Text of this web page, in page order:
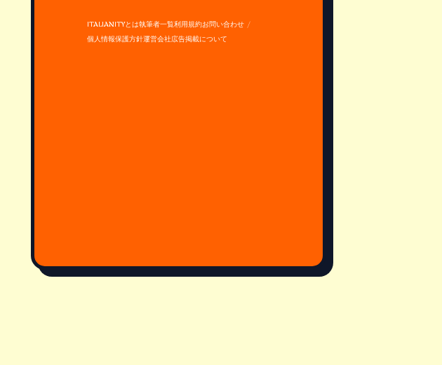
ITALIANITYとは執筆者一覧利用規約お問い合わせ
個人情報保護方針運営会社広告掲載について